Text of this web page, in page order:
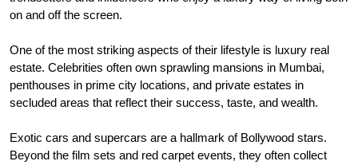
on and off the screen.
One of the most striking aspects of their lifestyle is luxury real
estate. Celebrities often own sprawling mansions in Mumbai,
penthouses in prime city locations, and private estates in
secluded areas that reflect their success, taste, and wealth.
Exotic cars and supercars are a hallmark of Bollywood stars.
Beyond the film sets and red carpet events, they often collect